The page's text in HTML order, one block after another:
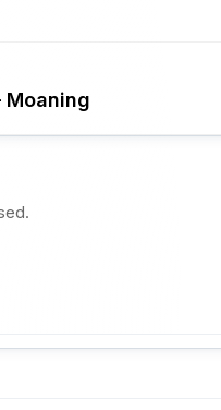
Moaning